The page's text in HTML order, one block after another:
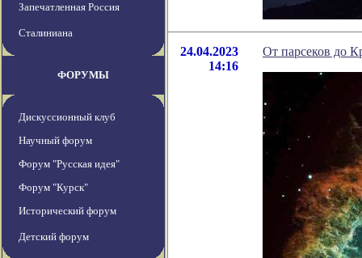
Запечатленная Россия
Сталиниана
ФОРУМЫ
Дискуссионный клуб
Научный форум
Форум "Русская идея"
Форум "Курск"
Исторический форум
Детский форум
24.04.2023
14:16
От парсеков до